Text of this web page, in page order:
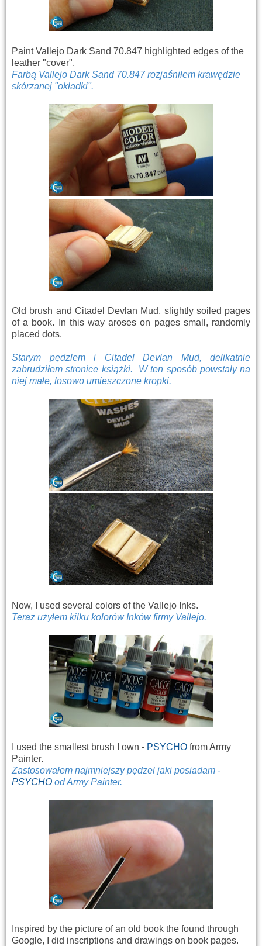
Paint Vallejo Dark Sand 70.847 highlighted edges of the
leather "cover".
Farbą Vallejo Dark Sand 70.847 rozjaśniłem krawędzie
skórzanej "okładki".
Old brush and Citadel Devlan Mud, slightly soiled pages
of a book. In this way aroses on pages small, randomly
placed dots.
Starym pędzlem i Citadel Devlan Mud, delikatnie
zabrudziłem stronice książki. W ten sposób powstały na
niej małe, losowo umieszczone kropki.
Now, I used several colors of the Vallejo Inks.
Teraz użyłem kilku kolorów Inków firmy Vallejo.
I used the smallest brush I own - PSYCHO from Army
Painter.
Zastosowałem najmniejszy pędzel jaki posiadam -
PSYCHO od Army Painter.
Inspired by the picture of an old book the found through
Google, I did inscriptions and drawings on book pages.